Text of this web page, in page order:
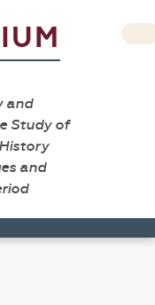
and
Study of
and